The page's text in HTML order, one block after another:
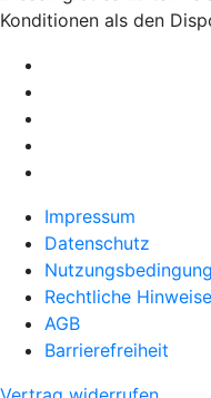
Konditionen als den
Impressum
Datenschutz
Rechtliche Hinweise
AGB
Barrierefreiheit